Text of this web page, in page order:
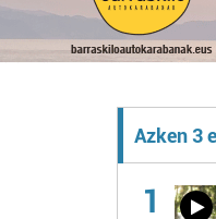
Azken 3
1